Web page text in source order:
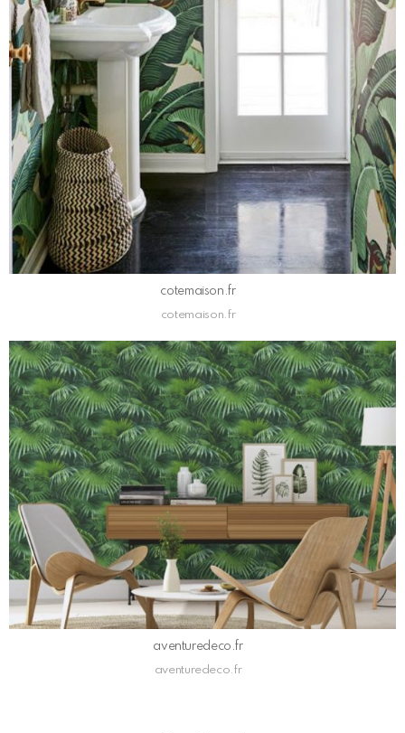
cotemaison.fr
cotemaison.fr
aventuredeco.fr
aventuredeco.fr